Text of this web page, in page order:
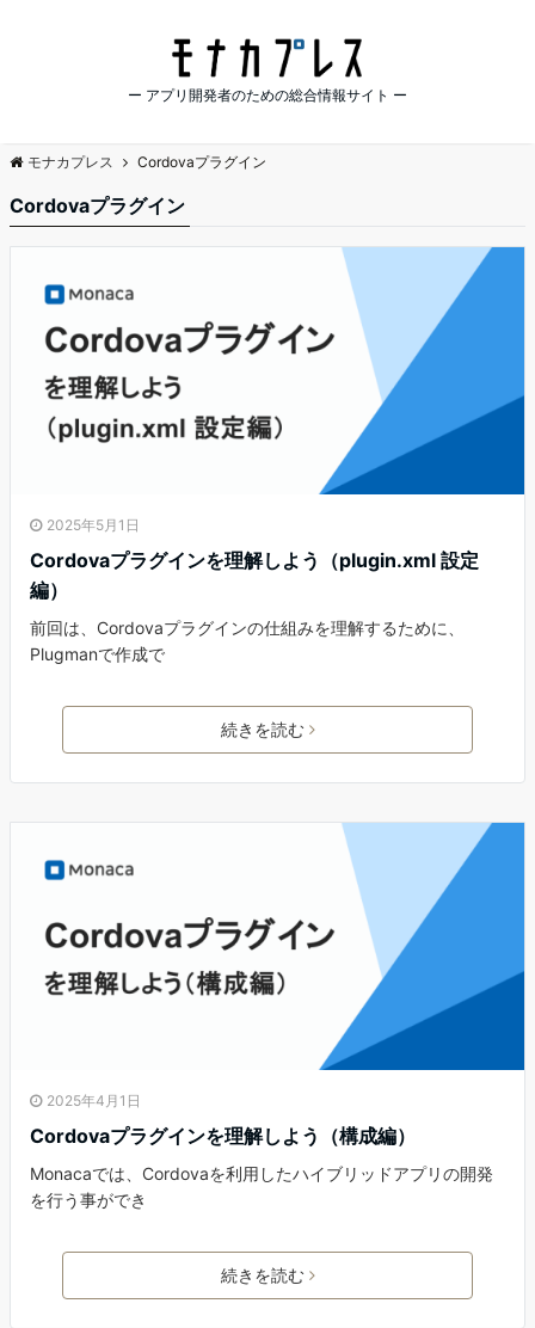
ー アプリ開発者のための総合情報サイト ー
モナカプレス Cordovaプラグイン
Cordovaプラグイン
2025年5月1日
Cordovaプラグインを理解しよう（plugin.xml 設定
編）
前回は、Cordovaプラグインの仕組みを理解するために、
Plugmanで作成で
続きを読む
2025年4月1日
Cordovaプラグインを理解しよう（構成編）
Monacaでは、Cordovaを利用したハイブリッドアプリの開発
を行う事ができ
続きを読む